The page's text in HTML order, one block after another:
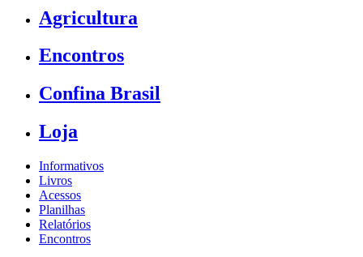
Agricultura
Encontros
Confina Brasil
Loja
Informativos
Livros
Acessos
Planilhas
Relatórios
Encontros